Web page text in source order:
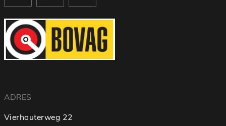
ADRES
Vierhouterweg 22